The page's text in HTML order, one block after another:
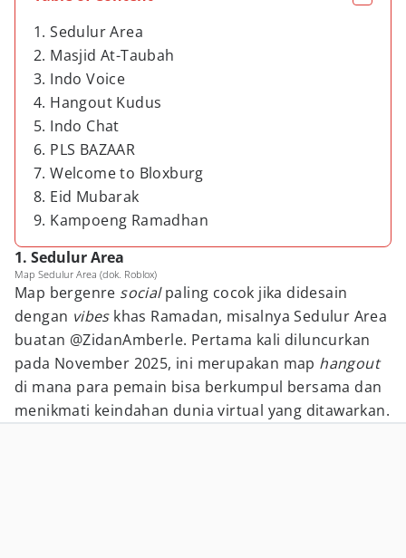
1. Sedulur Area
2. Masjid At-Taubah
3. Indo Voice
4. Hangout Kudus
5. Indo Chat
6. PLS BAZAAR
7. Welcome to Bloxburg
8. Eid Mubarak
9. Kampoeng Ramadhan
1. Sedulur Area
Map Sedulur Area (dok. Roblox)
Map bergenre socialpaling cocok jika didesain
dengan vibes khas Ramadan, misalnya Sedulur Area
buatan @ZidanAmberle. Pertama kali diluncurkan
pada November 2025, ini merupakan map hangout
di mana para pemain bisa berkumpul bersama dan
menikmati keindahan dunia virtual yang ditawarkan.